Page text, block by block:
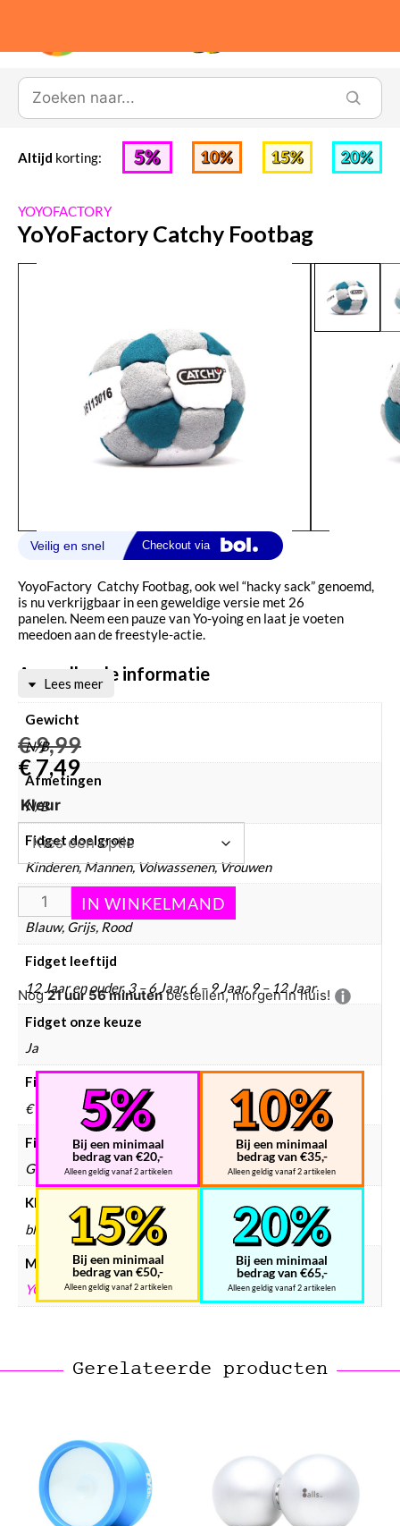
Altijd korting:
YoyoFactory Catchy Footbag, ook wel “hacky sack” genoemd,
is nu verkrijgbaar in een geweldige versie met 26
panelen. Neem een ​​pauze van Yo-yoing en laat je voeten
meedoen aan de freestyle-actie.
Aanvullende informatie
Gewicht
N/B
Afmetingen
N/B
Fidget doelgroep
Kinderen, Mannen, Volwassenen, Vrouwen
Fidget kleur
Blauw, Grijs, Rood
Fidget leeftijd
12 Jaar en ouder, 3 – 6 Jaar, 6 – 9 Jaar, 9 – 12 Jaar
Fidget onze keuze
Ja
Fidget prijsklasse
€ 0 – € 10
Fidget type
Gadgets
Kleur
blauw, grijs, rood
Merken
YOYOFACTORY
Lees meer
€9,99
€7,49
Kleur
Nog21 uur 56 minutenbestellen, morgen in huis!
YOYOFACTORY
YoYoFactory Catchy Footbag
Bij een minimaal
bedrag van €20,-
Alleen geldig vanaf 2 artikelen
Bij een minimaal
bedrag van €35,-
Alleen geldig vanaf 2 artikelen
Bij een minimaal
bedrag van €50,-
Alleen geldig vanaf 2 artikelen
Bij een minimaal
bedrag van €65,-
Alleen geldig vanaf 2 artikelen
Gerelateerde producten